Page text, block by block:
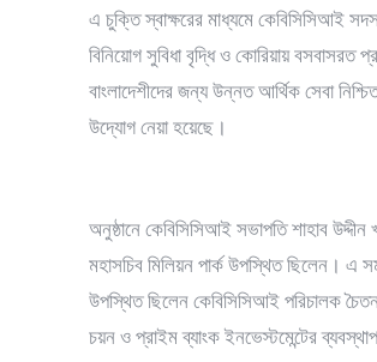
এ চুক্তি স্বাক্ষরের মাধ্যমে কেবিসিসিআই
বিনিয়োগ সুবিধা বৃদ্ধি ও কোরিয়ায় বসবাসরত
বাংলাদেশীদের জন্য উন্নত আর্থিক সেবা
উদ্যোগ নেয়া হয়েছে।
অনুষ্ঠানে কেবিসিসিআই সভাপতি শাহাব উদ্দীন
মহাসচিব মিলিয়ন পার্ক উপস্থিত ছিলেন। এ
উপস্থিত ছিলেন কেবিসিসিআই পরিচালক
চয়ন ও প্রাইম ব্যাংক ইনভেস্টমেন্টের